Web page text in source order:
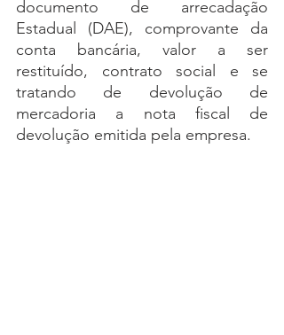
documento de arrecadação
Estadual (DAE), comprovante da
conta bancária, valor a ser
restituído, contrato social e se
tratando de devolução de
mercadoria a nota fiscal de
devolução emitida pela empresa.